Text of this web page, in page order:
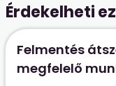
Érdekelheti
Felmentés
megfelelő